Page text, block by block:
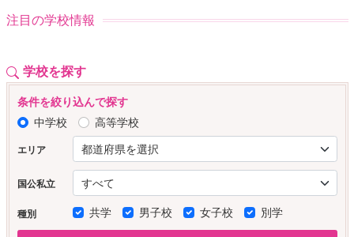
注目の学校情報
学校を探す
条件を絞り込んで探す
中学校
高等学校
エリア
国公私立
種別 共学 男子校 女子校 別学